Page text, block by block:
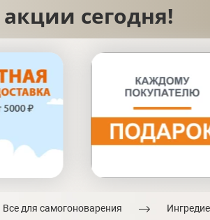
сегодня!
Все для самогоноварения